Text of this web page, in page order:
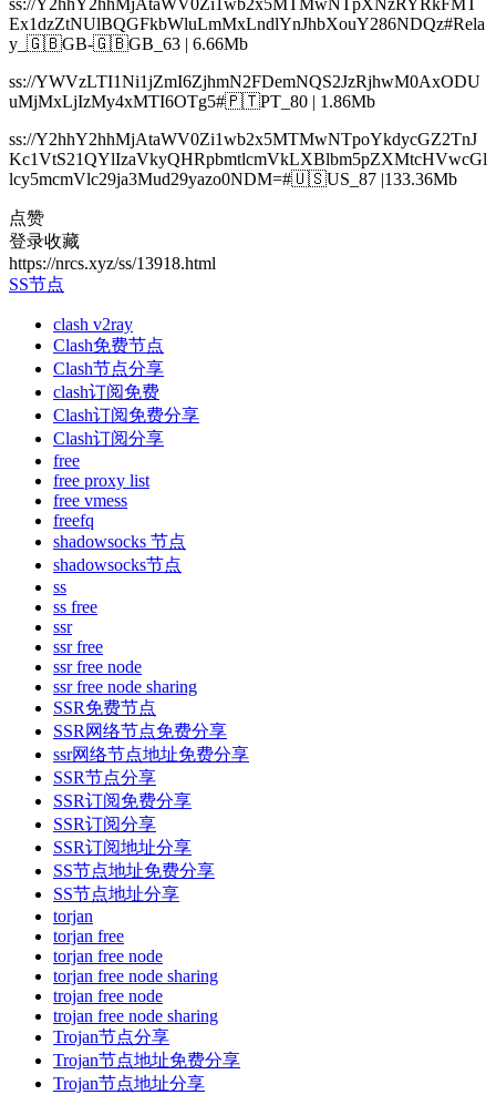
ss://Y2hhY2hhMjAtaWV0Zi1wb2x5MTMwNTpXNzRYRkFMT
Ex1dzZtNUlBQGFkbWluLmMxLndlYnJhbXouY286NDQz#Rela
y_🇬🇧GB-🇬🇧GB_63 | 6.66Mb
ss://YWVzLTI1Ni1jZmI6ZjhmN2FDemNQS2JzRjhwM0AxODU
uMjMxLjIzMy4xMTI6OTg5#🇵🇹PT_80 | 1.86Mb
ss://Y2hhY2hhMjAtaWV0Zi1wb2x5MTMwNTpoYkdycGZ2TnJ
Kc1VtS21QYlIzaVkyQHRpbmtlcmVkLXBlbm5pZXMtcHVwcGl
lcy5mcmVlc29ja3Mud29yazo0NDM=#🇺🇸US_87 |133.36Mb
点赞
登录收藏
https://nrcs.xyz/ss/13918.html
SS节点
clash v2ray
Clash免费节点
Clash节点分享
clash订阅免费
Clash订阅免费分享
Clash订阅分享
free
free proxy list
free vmess
freefq
shadowsocks 节点
shadowsocks节点
ss
ss free
ssr
ssr free
ssr free node
ssr free node sharing
SSR免费节点
SSR网络节点免费分享
ssr网络节点地址免费分享
SSR节点分享
SSR订阅免费分享
SSR订阅分享
SSR订阅地址分享
SS节点地址免费分享
SS节点地址分享
torjan
torjan free
torjan free node
torjan free node sharing
trojan free node
trojan free node sharing
Trojan节点分享
Trojan节点地址免费分享
Trojan节点地址分享